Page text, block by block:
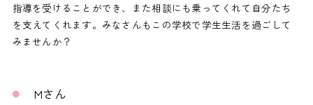
指導を受けることができ、また相談にも乗ってくれて自分たち
を支えてくれます。みなさんもこの学校で学生生活を過ごして
みませんか？
Mさん